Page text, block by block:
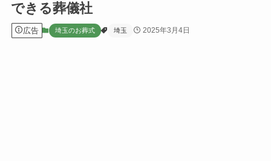
できる葬儀社
広告 埼玉のお葬式 埼玉 2025年3月4日